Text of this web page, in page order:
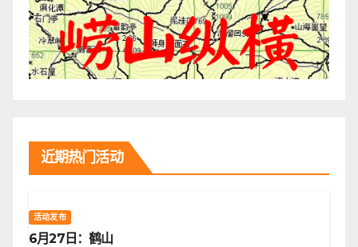
近期热门活动
活动发布
6月27日：鹤山